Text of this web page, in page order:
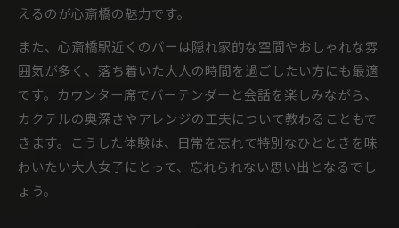
えるのが心斎橋の魅力です。
また、心斎橋駅近くのバーは隠れ家的な空間やおしゃれな雰
囲気が多く、落ち着いた大人の時間を過ごしたい方にも最適
です。カウンター席でバーテンダーと会話を楽しみながら、
カクテルの奥深さやアレンジの工夫について教わることもで
きます。こうした体験は、日常を忘れて特別なひとときを味
わいたい大人女子にとって、忘れられない思い出となるでし
ょう。